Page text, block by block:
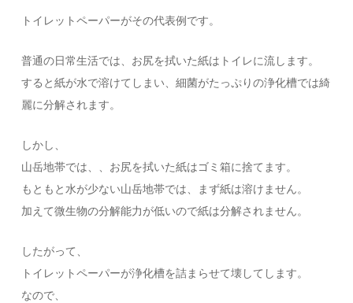
トイレットペーパーがその代表例です。
普通の日常生活では、お尻を拭いた紙はトイレに流します。
すると紙が水で溶けてしまい、細菌がたっぷりの浄化槽では綺
麗に分解されます。
しかし、
山岳地帯では、、お尻を拭いた紙はゴミ箱に捨てます。
もともと水が少ない山岳地帯では、まず紙は溶けません。
加えて微生物の分解能力が低いので紙は分解されません。
したがって、
トイレットペーパーが浄化槽を詰まらせて壊してします。
なので、